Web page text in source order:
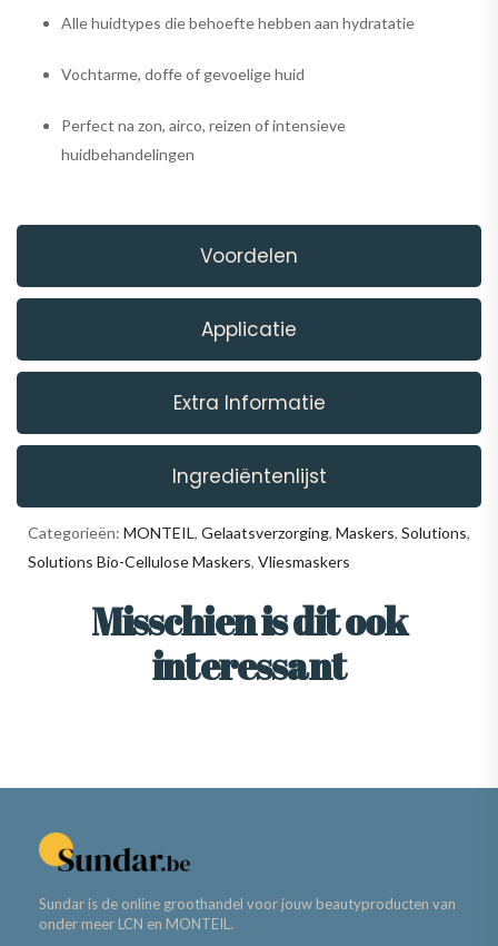
Voordelen
Applicatie
Extra Informatie
Ingrediëntenlijst
Alle huidtypes die behoefte hebben aan hydratatie
Vochtarme, doffe of gevoelige huid
Perfect na zon, airco, reizen of intensieve
huidbehandelingen
Categorieën: MONTEIL, Gelaatsverzorging, Maskers, Solutions,
Solutions Bio-Cellulose Maskers, Vliesmaskers
Misschien is dit ook
interessant
Sundar is de online groothandel voor jouw beautyproducten van
onder meer LCN en MONTEIL.